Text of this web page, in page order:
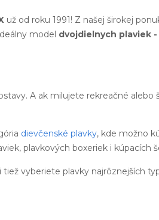
už od roku 1991! Z našej širokej
model dvojdielnych plaviek
A ak milujete rekreačné
dievčenské plavky, kde možno
plavkových boxeriek i kúpacích
tiež vyberiete plavky najrôznejších